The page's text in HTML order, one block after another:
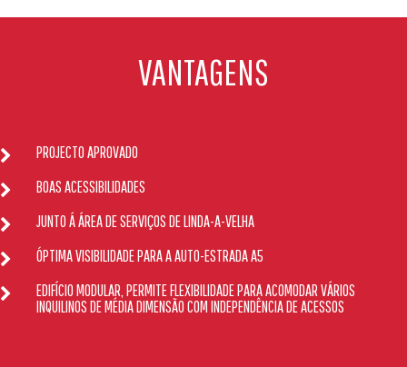
VANTAGENS
PROJECTO APROVADO
BOAS ACESSIBILIDADES
JUNTO Á ÁREA DE SERVIÇOS DE LINDA-A-VELHA
ÓPTIMA VISIBILIDADE PARA A AUTO-ESTRADA A5
EDIFÍCIO MODULAR, PERMITE FLEXIBILIDADE PARA ACOMODAR VÁRIOS
INQUILINOS DE MÉDIA DIMENSÃO COM INDEPENDÊNCIA DE ACESSOS